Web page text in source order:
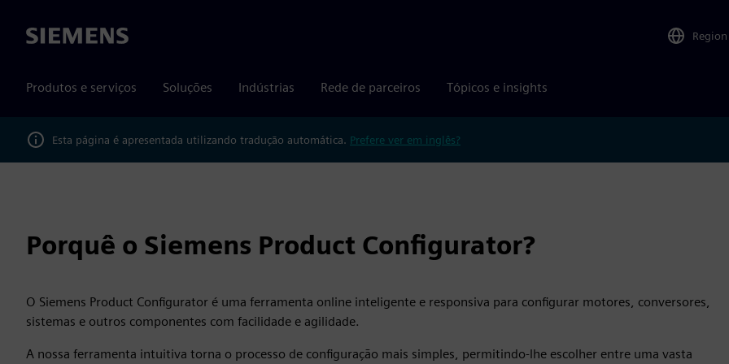
Siemens Region
Produtos e serviços Soluções Indústrias Rede de parceiros Tópicos e insights
Esta página é apresentada utilizando tradução automática. Prefere ver em inglês?
Porquê o Siemens Product Configurator?
O Siemens Product Configurator é uma ferramenta online inteligente e responsiva para configurar motores, conversores,
sistemas e outros componentes com facilidade e agilidade.
A nossa ferramenta intuitiva torna o processo de configuração mais simples, permitindo-lhe escolher entre uma vasta